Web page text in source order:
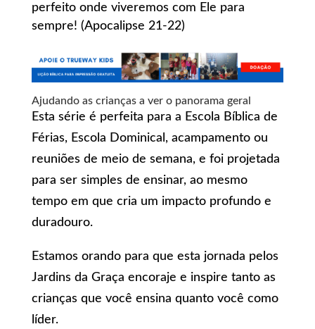
perfeito onde viveremos com Ele para
sempre! (Apocalipse 21-22)
Ajudando as crianças a ver o panorama geral
Esta série é perfeita para a Escola Bíblica de
Férias, Escola Dominical, acampamento ou
reuniões de meio de semana, e foi projetada
para ser simples de ensinar, ao mesmo
tempo em que cria um impacto profundo e
duradouro.
Estamos orando para que esta jornada pelos
Jardins da Graça encoraje e inspire tanto as
crianças que você ensina quanto você como
líder.